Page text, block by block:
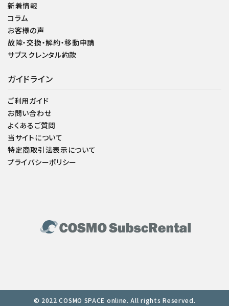
新着情報
コラム
お客様の声
故障・交換・解約・移動申請
サブスクレンタル約款
ガイドライン
ご利用ガイド
お問い合わせ
よくあるご質問
当サイトについて
特定商取引法表示について
プライバシーポリシー
© 2022 COSMO SPACE online. All rights Reserved.